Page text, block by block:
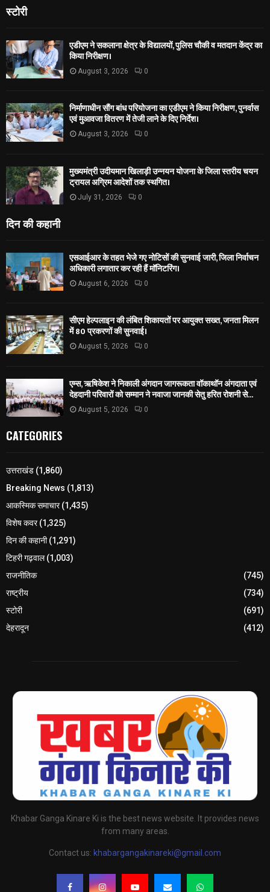
स्टोरी
एडीएम ने सकलाना क्षेत्र के विद्यालयों, पुलिस चौकी व मतदान केंद्र का
किया निरीक्षण।
August 3, 2026 0
निर्माणाधीन सौंग बांध परियोजना का एडीएम ने किया निरीक्षण, पुनर्वास
एवं मुआवजा वितरण में तेजी लाने के दिए निर्देश।
August 3, 2026 0
मुख्यमंत्री उदीयमान खिलाड़ी उन्नयन योजना के जिला स्तरीय चयन
ट्रायल अग्रिम आदेशों तक स्थगित।
July 31, 2026 0
दिन की कहानी
एसआईआर के तहत भेजे गए नोटिसों की सुनवाई जारी, जिला निर्वाचन
अधिकारी लगातार कर रही हैं मॉनिटरिंग।
August 6, 2026 0
सीएम हेल्पलाइन की लंबित शिकायतों पर आयुक्त सख्त, जनता मिलन
में 80 प्रकरणों की सुनवाई।
August 5, 2026 0
एम्स, ऋषिकेश ने निकाली अंगदान जागरूकता वॉकाथॉन अंगदाता एवं
देहदानी परिवारों को सम्मान ने नवाजा जानकी सेतु हरित रोशनी से...
August 5, 2026 0
CATEGORIES
उत्तराखंड (1,860)
Breaking News (1,813)
आकस्मिक समाचार(1,435)
विशेष कवर(1,325)
दिन की कहानी(1,291)
टिहरी गढ़वाल(1,003)
राजनीतिक
(745)
राष्ट्रीय
(734)
स्टोरी
(691)
देहरादून
(412)
Khabar Ganga Kinare Ki is the best news website. It provides news
from many areas.
Contact us: khabargangakinareki@gmail.com